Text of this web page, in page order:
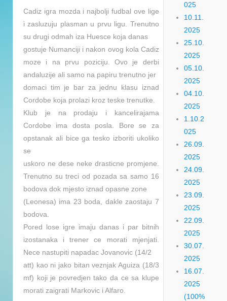
Cadiz igra mozda i najbolji fudbal ove lige
i zasluzuju plasman u prvu ligu. Trenutno
su drugi odmah iza Huesce koja danas
gostuje Numanciji i nakon ovog kola Cadiz
moze i na prvu poziciju. Ovo je derbi
andaluzije ali samo na papiru trenutno jer
domaci tim je bar za jednu klasu iznad
Cordobe koja prolazi kroz teske trenutke.
Klub je na prodaju i kancelirajama
Cordobe ima dosta posla. Bore se za
opstanak ali bice ga tesko izboriti ukoliko
se
uskoro ne dese neke drasticne promjene.
Trenutno su treci od pozada sa samo 16
bodova dok mjesto iznad opasne zone
(Leonesa) ima 23 boda, dakle zaostaju 7
bodova.
Pored lose igre imaju danas i par bitnih
izostanaka i trener ce morati mjenjati.
Nece nastupiti napadac Jovanovic (14/2
att) kao ni jako bitan veznjak Aguiza (18/3
mf) koji je povredjen tako da ce sa klupe
morati zaigrati Markovic i Alfaro.
025
10.11.
2025
25.10.
2025
05.10.
2025
04.10.
2025
1.10.2
025
26.09.
2025
24.09.
2025
23.09.
2025
22.09.
2025
30.07.
2025
16.07.
2025
(100%